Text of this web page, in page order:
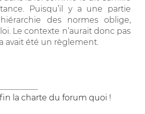
Puisqu’il y a une partie
hiérarchie des normes oblige,
Le contexte n’aurait donc pas
avait été un règlement.
la charte du forum quoi !